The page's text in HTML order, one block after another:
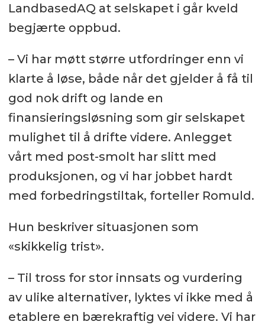
LandbasedAQ at selskapet i går kveld
begjærte oppbud.
– Vi har møtt større utfordringer enn vi
klarte å løse, både når det gjelder å få til
god nok drift og lande en
finansieringsløsning som gir selskapet
mulighet til å drifte videre. Anlegget
vårt med post-smolt har slitt med
produksjonen, og vi har jobbet hardt
med forbedringstiltak, forteller Romuld.
Hun beskriver situasjonen som
«skikkelig trist».
– Til tross for stor innsats og vurdering
av ulike alternativer, lyktes vi ikke med å
etablere en bærekraftig vei videre. Vi har